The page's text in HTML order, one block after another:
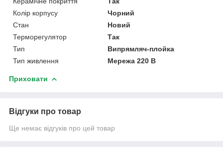
Колір корпусу
Чорний
Стан
Новий
Терморегулятор
Так
Тип
Випрямляч-плойка
Тип живлення
Мережа 220 В
Приховати
Відгуки про товар
Ще немає відгуків про цей товар